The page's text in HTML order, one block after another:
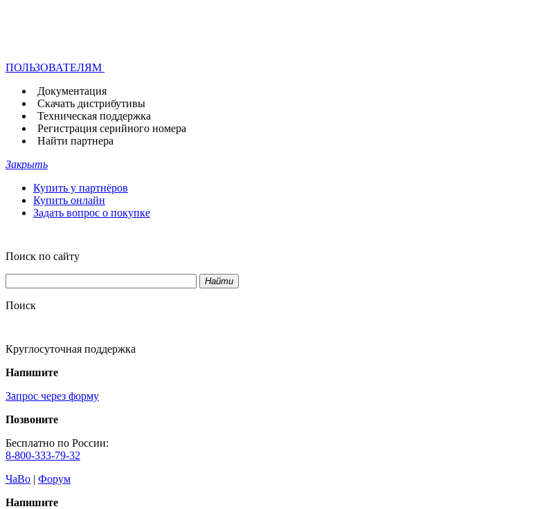
ПОЛЬЗОВАТЕЛЯМ
Документация
Скачать дистрибутивы
Техническая поддержка
Регистрация серийного номера
Найти партнера
Закрыть
Купить у партнёров
Купить онлайн
Задать вопрос о покупке
Поиск по сайту
Найти
Поиск
Круглосуточная поддержка
Напишите
Запрос через форму
Позвоните
Бесплатно по России:
8-800-333-79-32
ЧаВо | Форум
Напишите